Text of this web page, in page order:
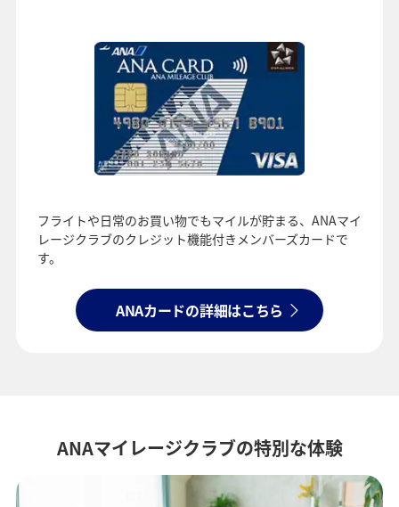
フライトや日常のお買い物でもマイルが貯まる、 ANAマイ
レージクラブのクレジット機能付きメンバーズカードで
す。
ANAカードの詳細はこちら
ANAマイレージクラブの特別な体験